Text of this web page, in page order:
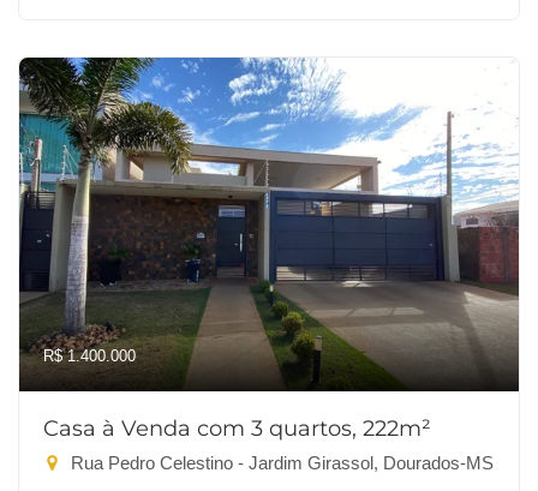
R$ 1.400.000
Casa à Venda com 3 quartos, 222m²
Rua Pedro Celestino - Jardim Girassol, Dourados-MS